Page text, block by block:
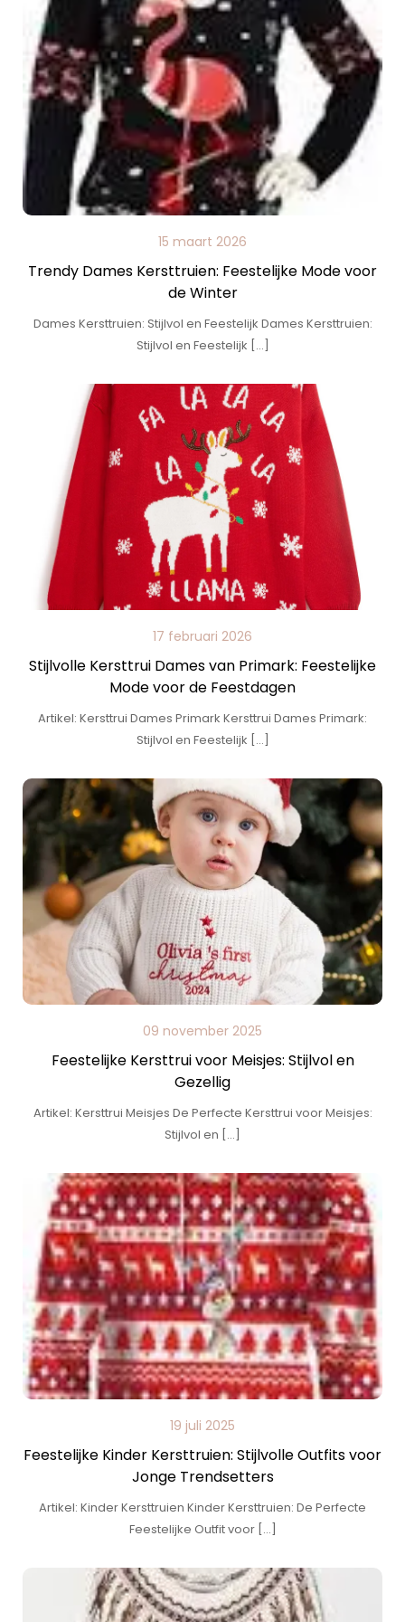
15 maart 2026
Trendy Dames Kersttruien: Feestelijke Mode voor
de Winter
Dames Kersttruien: Stijlvol en Feestelijk Dames Kersttruien:
Stijlvol en Feestelijk […]
17 februari 2026
Stijlvolle Kersttrui Dames van Primark: Feestelijke
Mode voor de Feestdagen
Artikel: Kersttrui Dames Primark Kersttrui Dames Primark:
Stijlvol en Feestelijk […]
09 november 2025
Feestelijke Kersttrui voor Meisjes: Stijlvol en
Gezellig
Artikel: Kersttrui Meisjes De Perfecte Kersttrui voor Meisjes:
Stijlvol en […]
19 juli 2025
Feestelijke Kinder Kersttruien: Stijlvolle Outfits voor
Jonge Trendsetters
Artikel: Kinder Kersttruien Kinder Kersttruien: De Perfecte
Feestelijke Outfit voor […]